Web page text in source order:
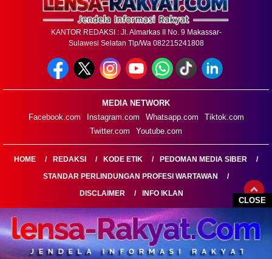
CLOSE
KANTOR REDAKSI : Jl. Almarkas II No. 9 Makassar-
Sulawesi Selatan Tlp/Wa 082215241808
MEDIA NETWORK
Facebook.com
Instagram.com Whatsapp.com
Tiktok.com
Twitter.com
Youtube.com
HOME REDAKSI KODE ETIK
PEDOMAN MEDIA SIBER
STANDAR PERLINDUNGAN PROFESI WARTAWAN
DISCLAIMER
INFO IKLAN
LENSARAKYAT.COM@2026